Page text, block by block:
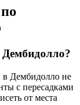
в Дембидолло не
с пересадками
от места